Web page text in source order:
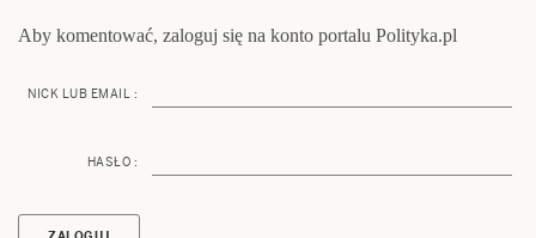
Aby komentować, zaloguj się na konto portalu Polityka.pl
NICK LUB EMAIL :
HASŁO :